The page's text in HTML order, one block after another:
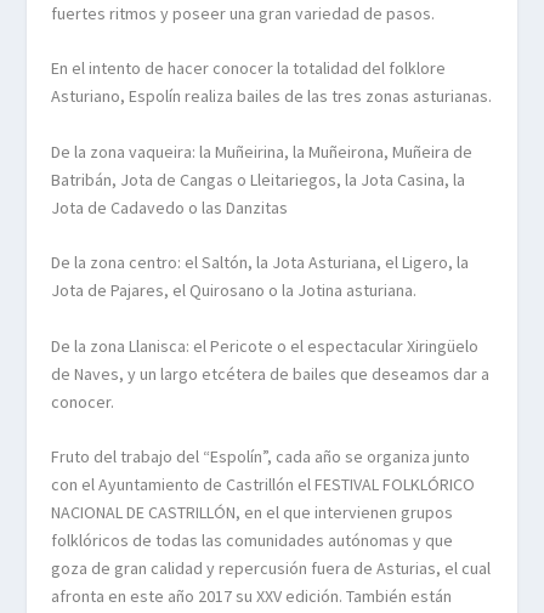
fuertes ritmos y poseer una gran variedad de pasos.
En el intento de hacer conocer la totalidad del folklore
Asturiano, Espolín realiza bailes de las tres zonas asturianas.
De la zona vaqueira: la Muñeirina, la Muñeirona, Muñeira de
Batribán, Jota de Cangas o Lleitariegos, la Jota Casina, la
Jota de Cadavedo o las Danzitas
De la zona centro: el Saltón, la Jota Asturiana, el Ligero, la
Jota de Pajares, el Quirosano o la Jotina asturiana.
De la zona Llanisca: el Pericote o el espectacular Xiringüelo
de Naves, y un largo etcétera de bailes que deseamos dar a
conocer.
Fruto del trabajo del “Espolín”, cada año se organiza junto
con el Ayuntamiento de Castrillón el FESTIVAL FOLKLÓRICO
NACIONAL DE CASTRILLÓN, en el que intervienen grupos
folklóricos de todas las comunidades autónomas y que
goza de gran calidad y repercusión fuera de Asturias, el cual
afronta en este año 2017 su XXV edición. También están